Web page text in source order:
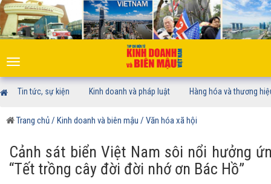
Toggle
navigation
Tin tức, sự kiện Kinh doanh và pháp luật Hàng hóa và thương
Trang chủ/ Kinh doanh và biên mậu / Văn hóa xã hội
Cảnh sát biển Việt Nam sôi nổi hưởng
“Tết trồng cây đời đời nhớ ơn Bác Hồ”